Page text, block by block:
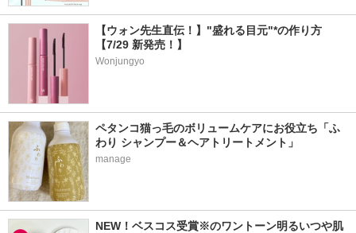
【ウォン先生直伝！】"盛れる目元"*の作り方
【7/29 新発売！】
Wonjungyo
ペタンコ猫っ毛のボリュームケアにお役立ち「ふ
わり シャンプー＆ヘアトリートメント」
manage
NEW！ベスコス受賞※のワントーン明るいつや肌